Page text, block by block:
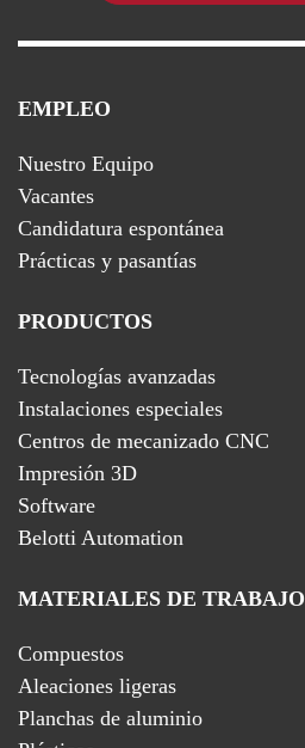
EMPLEO
Nuestro Equipo
Vacantes
Candidatura espontánea
Prácticas y pasantías
PRODUCTOS
Tecnologías avanzadas
Instalaciones especiales
Centros de mecanizado CNC
Impresión 3D
Software
Belotti Automation
MATERIALES DE TRABAJO
Compuestos
Aleaciones ligeras
Planchas de aluminio